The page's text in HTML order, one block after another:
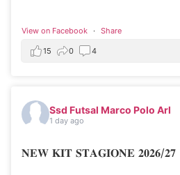
View on Facebook · Share
15 0 4
Ssd Futsal Marco Polo Arl
1 day ago
𝐍𝐄𝐖 𝐊𝐈𝐓 𝐒𝐓𝐀𝐆𝐈𝐎𝐍𝐄 𝟐𝟎𝟐𝟔/𝟐𝟕